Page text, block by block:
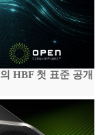
HBF 첫 표준 공개